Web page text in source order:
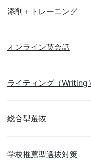
添削＋トレーニング
オンライン英会話
ライティング（Writing）
総合型選抜
学校推薦型選抜対策